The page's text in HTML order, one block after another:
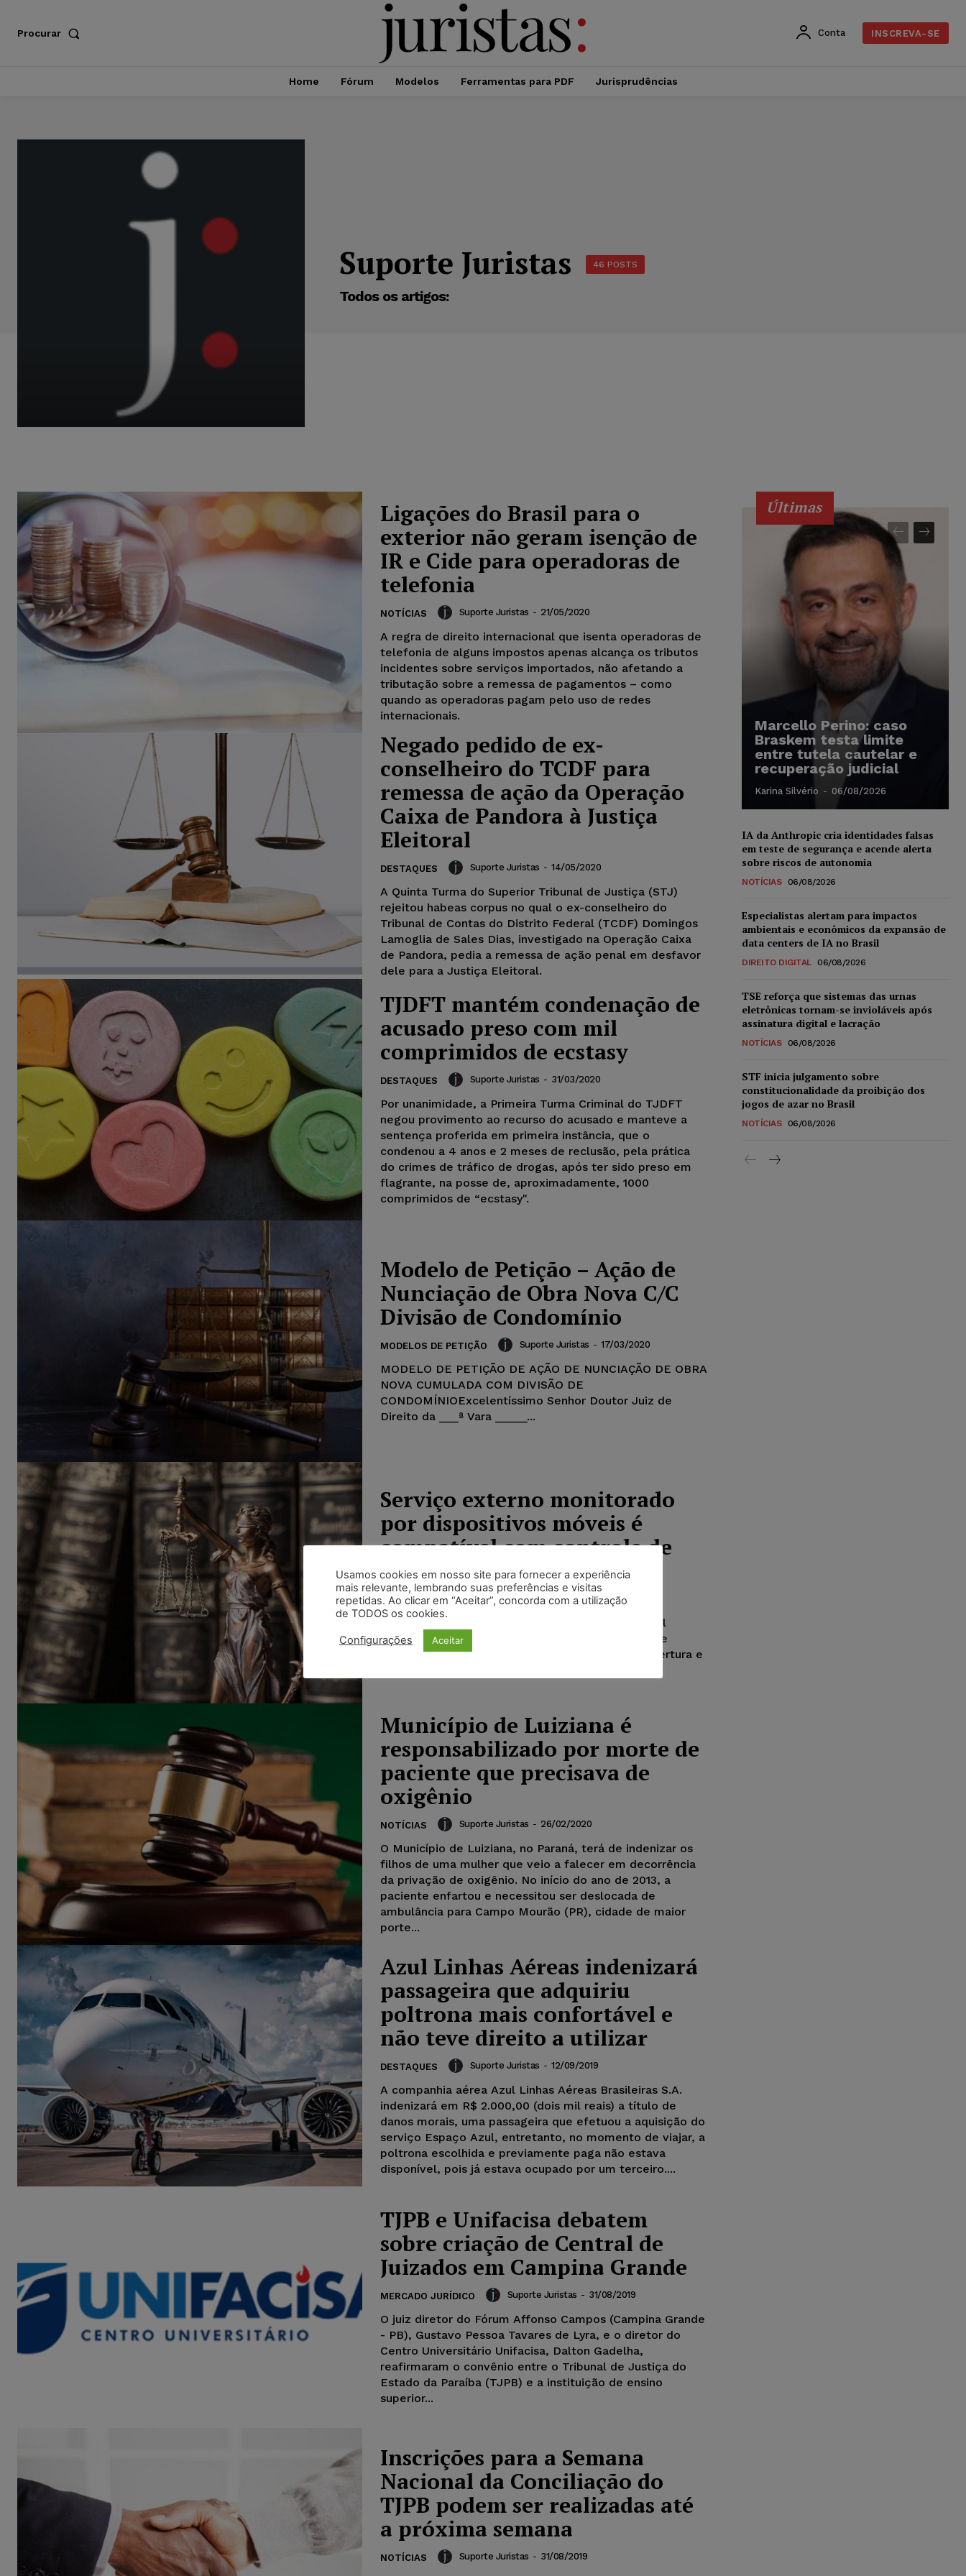
Procurar Conta INSCREVA-SE
Home Fórum Modelos Ferramentas para PDF Jurisprudências
Suporte Juristas 46 POSTS
Todos os artigos:
Ligações do Brasil para o
exterior não geram isenção de
IR e Cide para operadoras de
telefonia
NOTÍCIAS Suporte Juristas - 21/05/2020
A regra de direito internacional que isenta operadoras de
telefonia de alguns impostos apenas alcança os tributos
incidentes sobre serviços importados, não afetando a
tributação sobre a remessa de pagamentos – como
quando as operadoras pagam pelo uso de redes
internacionais.
Negado pedido de ex-
conselheiro do TCDF para
remessa de ação da Operação
Caixa de Pandora à Justiça
Eleitoral
DESTAQUES Suporte Juristas - 14/05/2020
A Quinta Turma do Superior Tribunal de Justiça (STJ)
rejeitou habeas corpus no qual o ex-conselheiro do
Tribunal de Contas do Distrito Federal (TCDF) Domingos
Lamoglia de Sales Dias, investigado na Operação Caixa
de Pandora, pedia a remessa de ação penal em desfavor
dele para a Justiça Eleitoral.
TJDFT mantém condenação de
acusado preso com mil
comprimidos de ecstasy
DESTAQUES Suporte Juristas - 31/03/2020
Por unanimidade, a Primeira Turma Criminal do TJDFT
negou provimento ao recurso do acusado e manteve a
sentença proferida em primeira instância, que o
condenou a 4 anos e 2 meses de reclusão, pela prática
do crimes de tráfico de drogas, após ter sido preso em
flagrante, na posse de, aproximadamente, 1000
comprimidos de “ecstasy".
Modelo de Petição – Ação de
Nunciação de Obra Nova C/C
Divisão de Condomínio
MODELOS DE PETIÇÃO Suporte Juristas - 17/03/2020
MODELO DE PETIÇÃO DE AÇÃO DE NUNCIAÇÃO DE OBRA
NOVA CUMULADA COM DIVISÃO DE
CONDOMÍNIOExcelentíssimo Senhor Doutor Juiz de
Direito da ___ª Vara _____...
Serviço externo monitorado
por dispositivos móveis é
compatível com controle de
jornada
NOTÍCIAS Suporte Juristas - 28/02/2020
Mesmo que realizem serviços externos, é possível
controlar a jornada de trabalho de funcionários que
recebem dispositivos móveis com controle de abertura e
Município de Luiziana é
responsabilizado por morte de
paciente que precisava de
oxigênio
NOTÍCIAS Suporte Juristas - 26/02/2020
O Município de Luiziana, no Paraná, terá de indenizar os
filhos de uma mulher que veio a falecer em decorrência
da privação de oxigênio. No início do ano de 2013, a
paciente enfartou e necessitou ser deslocada de
ambulância para Campo Mourão (PR), cidade de maior
porte...
Azul Linhas Aéreas indenizará
passageira que adquiriu
poltrona mais confortável e
não teve direito a utilizar
DESTAQUES Suporte Juristas - 12/09/2019
A companhia aérea Azul Linhas Aéreas Brasileiras S.A.
indenizará em R$ 2.000,00 (dois mil reais) a título de
danos morais, uma passageira que efetuou a aquisição do
serviço Espaço Azul, entretanto, no momento de viajar, a
poltrona escolhida e previamente paga não estava
disponível, pois já estava ocupado por um terceiro....
TJPB e Unifacisa debatem
sobre criação de Central de
Juizados em Campina Grande
MERCADO JURÍDICO Suporte Juristas - 31/08/2019
O juiz diretor do Fórum Affonso Campos (Campina Grande
- PB), Gustavo Pessoa Tavares de Lyra, e o diretor do
Centro Universitário Unifacisa, Dalton Gadelha,
reafirmaram o convênio entre o Tribunal de Justiça do
Estado da Paraíba (TJPB) e a instituição de ensino
superior...
Inscrições para a Semana
Nacional da Conciliação do
TJPB podem ser realizadas até
a próxima semana
NOTÍCIAS Suporte Juristas - 31/08/2019
Últimas
Marcello Perino: caso
Braskem testa limite
entre tutela cautelar e
recuperação judicial
Karina Silvério - 06/08/2026
IA da Anthropic cria identidades falsas
em teste de segurança e acende alerta
sobre riscos de autonomia
NOTÍCIAS 06/08/2026
Especialistas alertam para impactos
ambientais e econômicos da expansão de
data centers de IA no Brasil
DIREITO DIGITAL 06/08/2026
TSE reforça que sistemas das urnas
eletrônicas tornam-se invioláveis após
assinatura digital e lacração
NOTÍCIAS 06/08/2026
STF inicia julgamento sobre
constitucionalidade da proibição dos
jogos de azar no Brasil
NOTÍCIAS 06/08/2026
Usamos cookies em nosso site para fornecer a experiência
mais relevante, lembrando suas preferências e visitas
repetidas. Ao clicar em “Aceitar”, concorda com a utilização
de TODOS os cookies.
Configurações Aceitar